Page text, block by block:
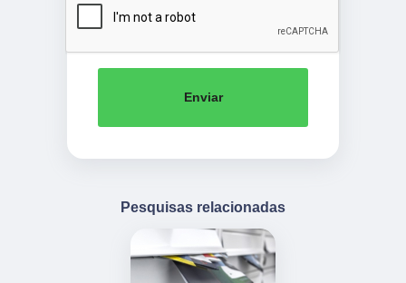
Enviar
Pesquisas relacionadas